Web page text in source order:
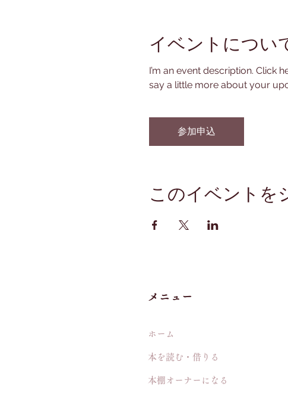
イベントについ
I’m an event description. Click
say a little more about your
参加申込
このイベントを
メニュー
ホーム
本を読む・借りる
本棚オーナーになる